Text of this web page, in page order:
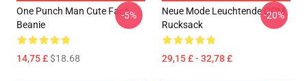
One Punch Man Cute Face
Beanie
14,75 £$18.68
-5%
Neue Mode Leuchtende OPM
Rucksack
29,15 £ - 32,78 £
-20%